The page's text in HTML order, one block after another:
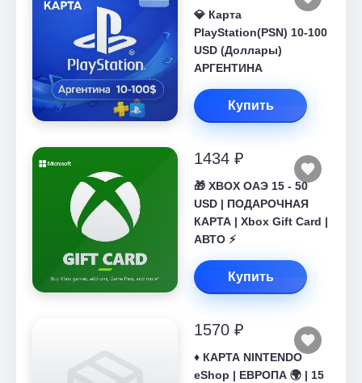
💎 Карта
PlayStation(PSN) 10-100
USD (Доллары)
АРГЕНТИНА
Купить
1434 ₽
🎁 XBOX ОАЭ 15 - 50
USD | ПОДАРОЧНАЯ
КАРТА | Xbox Gift Card |
АВТО ⚡
Купить
1570 ₽
♦️ КАРТА NINTENDO
eShop | ЕВРОПА 🌍 | 15